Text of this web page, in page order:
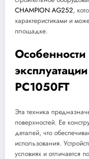
CHAMPION AG252,
характеристиками и
площадке.
PC1050FT
Эта техника
поверхностей. Ее
деталей, что
использования.
условиях и отличается